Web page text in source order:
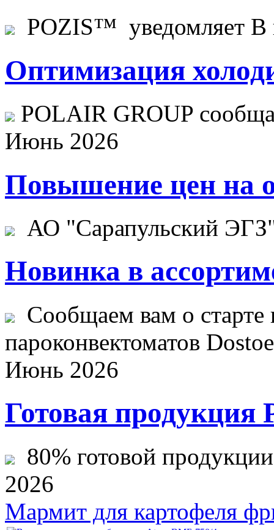
POZIS™ уведомляет В
Оптимизация
POLAIR GROUP
Июнь 2026
Повышение цен на
АО "Сарапульский
Новинка в
Сообщаем вам о старте
пароконвектоматов
Июнь 2026
Готовая продукция
80% готовой
2026
Мармит для картофеля